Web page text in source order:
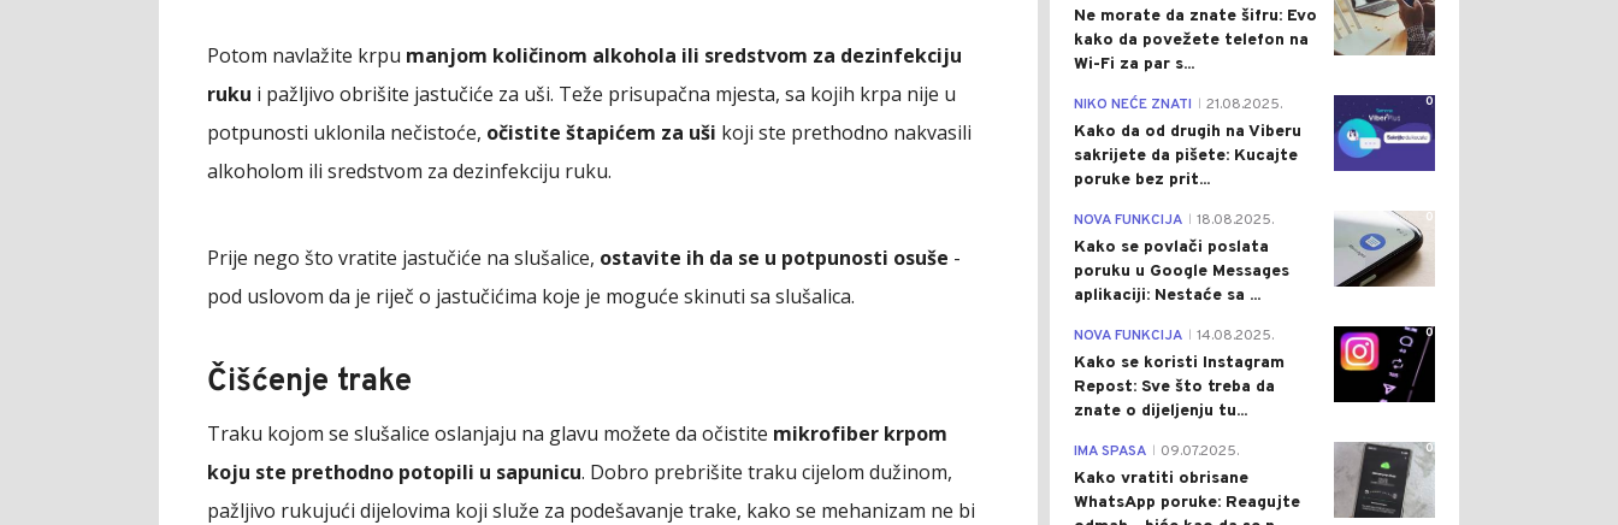
Potom navlažite krpu manjom količinom alkohola ili sredstvom za dezinfekciju
ruku i pažljivo obrišite jastučiće za uši. Teže prisupačna mjesta, sa kojih krpa nije u
potpunosti uklonila nečistoće, očistite štapićem za uši koji ste prethodno nakvasili
alkoholom ili sredstvom za dezinfekciju ruku.
Prije nego što vratite jastučiće na slušalice, ostavite ih da se u potpunosti osuše -
pod uslovom da je riječ o jastučićima koje je moguće skinuti sa slušalica.
Čišćenje trake
Traku kojom se slušalice oslanjaju na glavu možete da očistite mikrofiber krpom
koju ste prethodno potopili u sapunicu. Dobro prebrišite traku cijelom dužinom,
pažljivo rukujući dijelovima koji služe za podešavanje trake, kako se mehanizam ne bi
Ne morate da znate šifru: Evo
kako da povežete telefon na
Wi-Fi za par s...
0
NIKO NEĆE ZNATI 21.08.2025.
Kako da od drugih na Viberu
sakrijete da pišete: Kucajte
poruke bez prit...
0
NOVA FUNKCIJA 18.08.2025.
Kako se povlači poslata
poruku u Google Messages
aplikaciji: Nestaće sa ...
0
NOVA FUNKCIJA 14.08.2025.
Kako se koristi Instagram
Repost: Sve što treba da
znate o dijeljenju tu...
0
IMA SPASA 09.07.2025.
Kako vratiti obrisane
WhatsApp poruke: Reagujte